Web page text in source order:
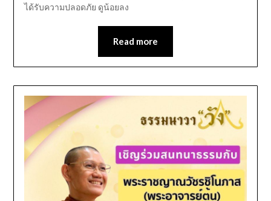
ได้รับความปลอดภัย ดูน้อยลง
Read more